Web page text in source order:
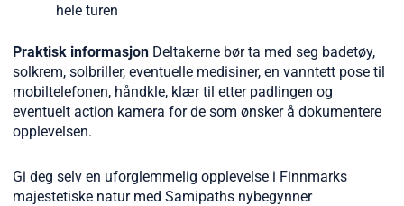
hele turen
Praktisk informasjonDeltakerne bør ta med seg badetøy,
solkrem, solbriller, eventuelle medisiner, en vanntett pose til
mobiltelefonen, håndkle, klær til etter padlingen og
eventuelt action kamera for de som ønsker å dokumentere
opplevelsen.
Gi deg selv en uforglemmelig opplevelse i Finnmarks
majestetiske natur med Samipaths nybegynner